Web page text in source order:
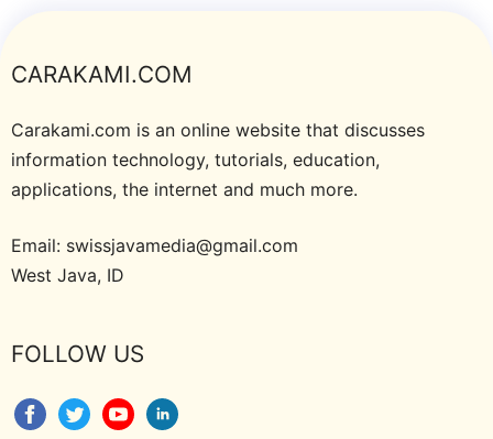
CARAKAMI.COM
Carakami.com is an online website that discusses
information technology, tutorials, education,
applications, the internet and much more.
Email: swissjavamedia@gmail.com
West Java, ID
FOLLOW US